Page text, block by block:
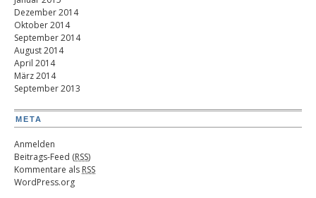
Dezember 2014
Oktober 2014
September 2014
August 2014
April 2014
März 2014
September 2013
META
Anmelden
Beitrags-Feed (RSS)
Kommentare als RSS
WordPress.org